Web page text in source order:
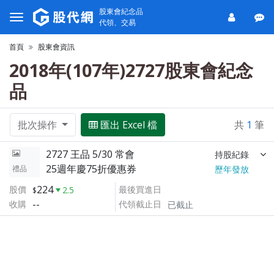
股東會紀念品
代領、交易
首頁 股東會資訊
2018年(107年)2727股東會紀念
品
批次操作 匯出 Excel 檔 共 1 筆
禮品
2727 王品 5/30 常會 持股紀錄
25週年慶75折優惠券
歷年發放
股價
224
2.5
收購 --
最後買進日
代領截止日
已截止